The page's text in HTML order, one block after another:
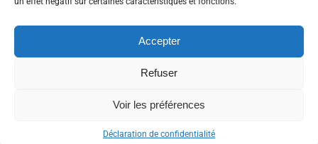
Accepter
Refuser
Voir les préférences
Déclaration de confidentialité
admin_patrick